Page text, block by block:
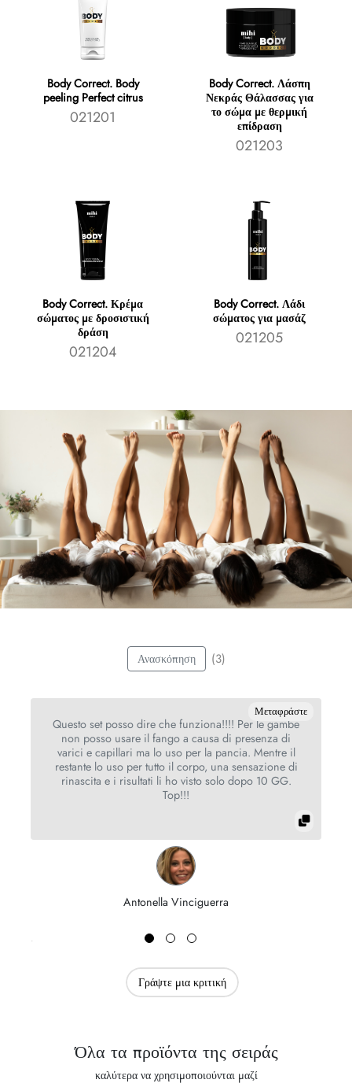
Body Correct. Body
peeling Perfect citrus
021201
Body Correct. Λάσπη
Νεκράς Θάλασσας για
το σώμα με θερμική
επίδραση
021203
Body Correct. Κρέμα
σώματος με δροσιστική
δράση
021204
Body Correct. Λάδι
σώματος για μασάζ
021205
Ανασκόπηση (3)
Μεταφράστε
Questo set posso dire che funziona!!!! Per le gambe
non posso usare il fango a causa di presenza di
varici e capillari ma lo uso per la pancia. Mentre il
restante lo uso per tutto il corpo, una sensazione di
rinascita e i risultati li ho visto solo dopo 10 GG.
Top!!!
Antonella Vinciguerra
Γράψτε μια κριτική
Όλα τα προϊόντα της σειράς
καλύτερα να χρησιμοποιούνται μαζί